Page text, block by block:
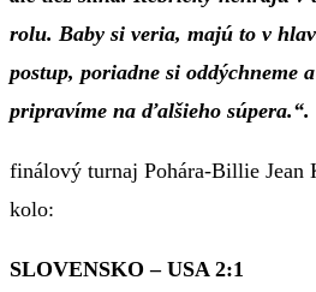
rolu. Baby si veria, majú to v
postup, poriadne si oddýchneme
pripravíme na ďalšieho súpera.“.
finálový turnaj Pohára-Billie Jean
kolo:
SLOVENSKO – USA 2:1